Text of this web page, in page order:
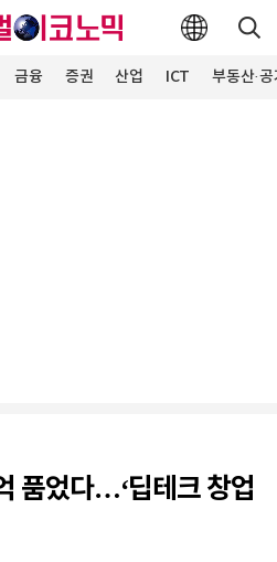
금융 증권 산업 ICT 부동산·
품었다…‘딥테크 창업